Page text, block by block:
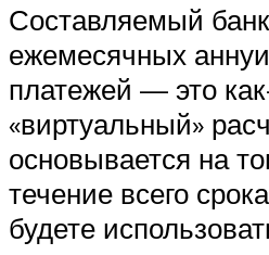
Составляемый
ежемесячных
платежей — это
«виртуальный»
основывается на
течение всего
будете